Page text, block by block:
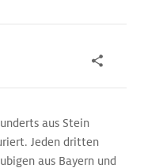
aus Stein
Jeden dritten
aus Bayern und